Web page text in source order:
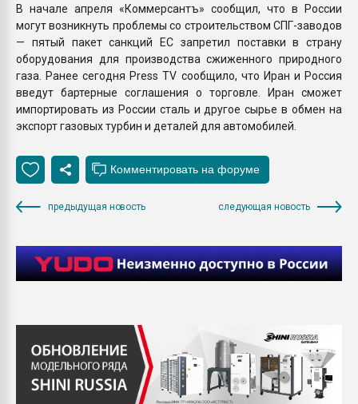
В начале апреля «Коммерсантъ» сообщил, что в России
могут возникнуть проблемы со строительством СПГ-заводов
— пятый пакет санкций ЕС запретил поставки в страну
оборудования для производства сжиженного природного
газа. Ранее сегодня Press TV сообщило, что Иран и Россия
введут бартерные соглашения о торговле. Иран сможет
импортировать из России сталь и другое сырье в обмен на
экспорт газовых турбин и деталей для автомобилей.
предыдущая новость следующая новость